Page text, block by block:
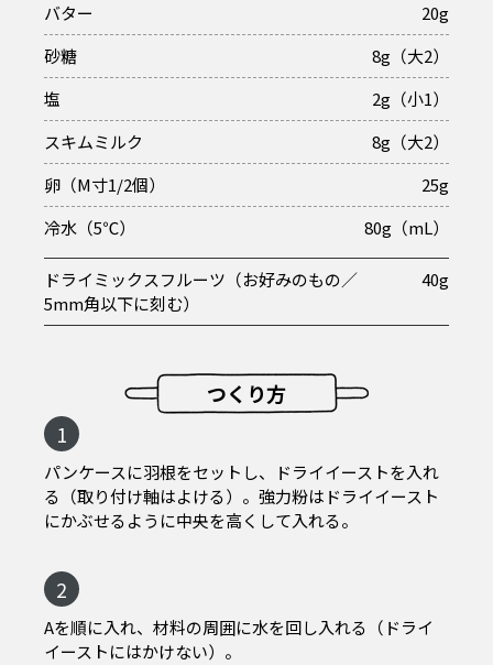
バター
20g
砂糖
8g（大2）
塩
2g（小1）
スキムミルク
8g（大2）
卵（M寸1/2個）
25g
冷水（5℃）
80g（mL）
ドライミックスフルーツ（お好みのもの／
5mm角以下に刻む）
40g
つくり方
1
パンケースに羽根をセットし、ドライイーストを入れ
る（取り付け軸はよける）。強力粉はドライイースト
にかぶせるように中央を高くして入れる。
2
Aを順に入れ、材料の周囲に水を回し入れる（ドライ
イーストにはかけない）。